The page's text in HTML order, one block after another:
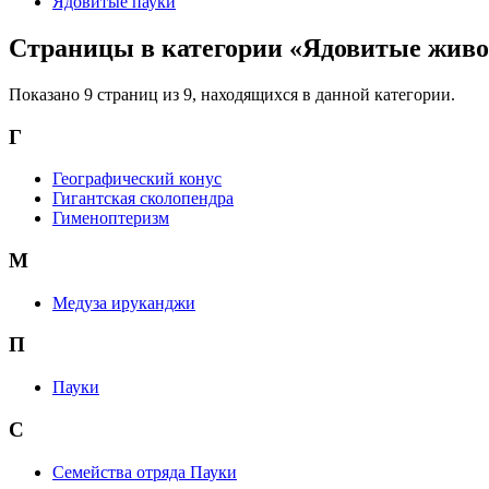
Страницы в категории «Ядовитые
Показано 9 страниц из 9, находящихся в данной категории.
Г
Географический конус
Гигантская сколопендра
Гименоптеризм
М
Медуза ируканджи
П
Пауки
С
Семейства отряда Пауки